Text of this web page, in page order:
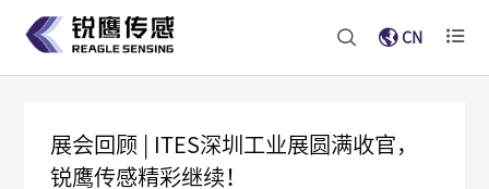
CN
展会回顾 | ITES深圳工业展圆满收官，
锐鹰传感精彩继续！